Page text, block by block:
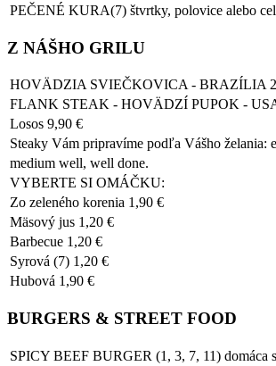
PEČENÉ KURA(7) štvrtky, polovice alebo
Z NÁŠHO GRILU
HOVÄDZIA SVIEČKOVICA - BRAZÍLIA
FLANK STEAK - HOVÄDZÍ PUPOK -
Losos 9,90 €
Steaky Vám pripravíme podľa Vášho želania:
medium well, well done.
VYBERTE SI OMÁČKU:
Zo zeleného korenia 1,90 €
Mäsový jus 1,20 €
Barbecue 1,20 €
Syrová (7) 1,20 €
Hubová 1,90 €
BURGERS & STREET FOOD
SPICY BEEF BURGER (1, 3, 7, 11) domáca